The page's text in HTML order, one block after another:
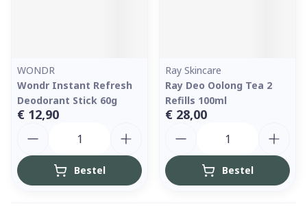
WONDR
Wondr Instant Refresh
Deodorant Stick 60g
€ 12,90
Bestel
Ray Skincare
Ray Deo Oolong Tea 2
Refills 100ml
€ 28,00
Bestel